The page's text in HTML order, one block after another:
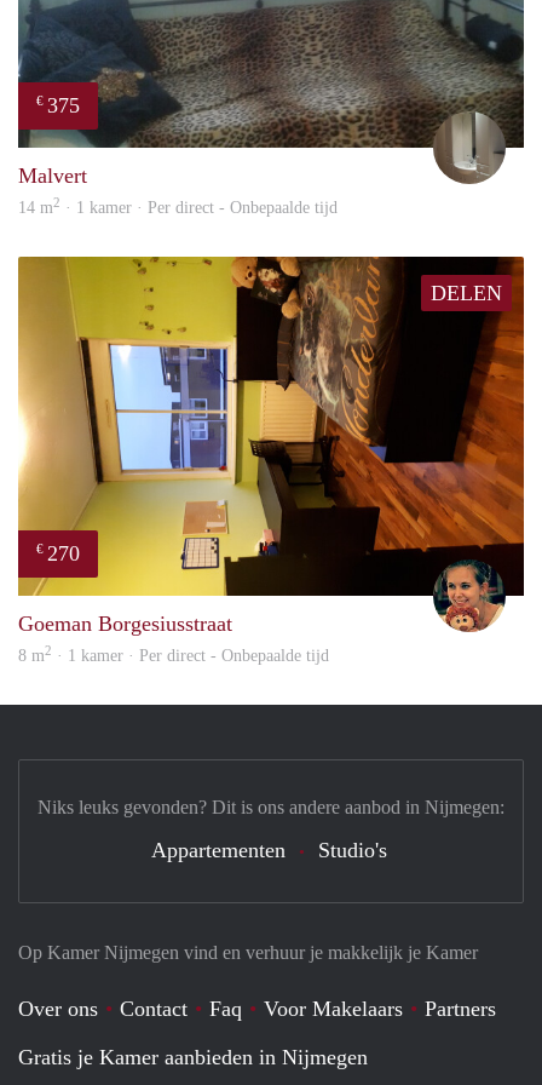
€ 375
Malvert
14 m2 · 1 kamer · Per direct - Onbepaalde tijd
DELEN
€ 270
Goeman Borgesiusstraat
8 m2 · 1 kamer · Per direct - Onbepaalde tijd
Op Kamer Nijmegen vind en verhuur je makkelijk je Kamer
Over ons Contact Faq Voor Makelaars
Partners
Gratis je Kamer aanbieden in Nijmegen
Niks leuks gevonden? Dit is ons andere aanbod in Nijmegen:
Appartementen Studio's